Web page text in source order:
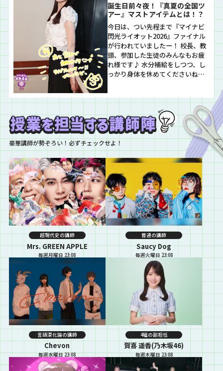
誕生日前々夜！『真夏の全国ツ
アー』マストアイテムとは！？
今日は、つい先程まで『マイナビ
閃光ライオット2026』ファイナル
が行われていましたー！ 校長、教
頭、参加した生徒のみんなもお疲
れ様です♪ 水分補給をしつつ、し
っかり身体を休めてくださいね。
いた書き込みを紹介していきま
す！！ これから全国ツアーに参加
する生徒は、マストで聴いてくだ
さい…
豪華講師が勢ぞろい！必ずチェックせよ！
超現代史の講師
Mrs. GREEN APPLE
毎週月曜日 23:08
普通の講師
Saucy Dog
毎週火曜日 23:08
言語深化論の講師
Chevon
毎週水曜日 23:08
4組の副担任
賀喜 遥香(乃木坂46)
毎週木曜日 23:08